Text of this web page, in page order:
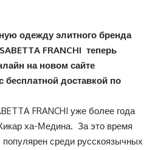
одежду элитного бренда
FRANCHI теперь
на новом сайте
бесплатной доставкой по
FRANCHI уже более года
ха-Медина. За это время
среди русскоязычных